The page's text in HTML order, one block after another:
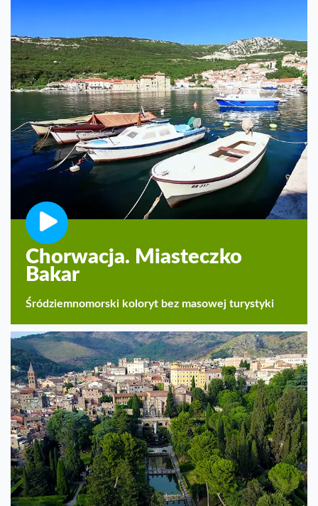
Chorwacja. Miasteczko
Bakar
Śródziemnomorski koloryt bez masowej turystyki